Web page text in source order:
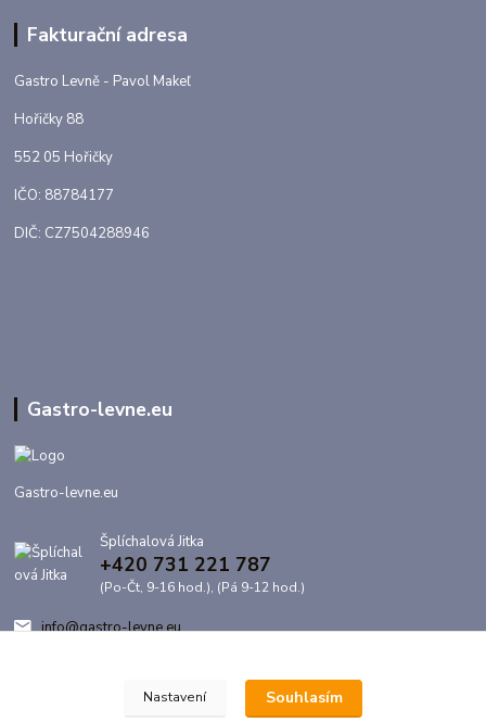
Fakturační adresa
Gastro Levně - Pavol Makeľ
Hořičky 88
552 05 Hořičky
IČO: 88784177
DIČ: CZ7504288946
Gastro-levne.eu
Gastro-levne.eu
Šplíchalová Jitka
+420 731 221 787
(Po-Čt, 9-16 hod.), (Pá 9-12 hod.)
info@gastro-levne.eu
Nastavení Souhlasím